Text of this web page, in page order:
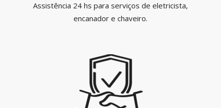
Assistência 24 hs para serviços de eletricista,
encanador e chaveiro.